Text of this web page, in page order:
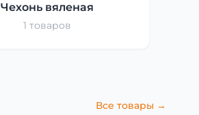
Чехонь вяленая
1 товаров
Все товары →